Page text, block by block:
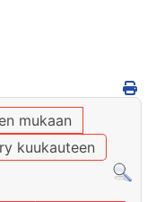
mukaan
kuukauteen